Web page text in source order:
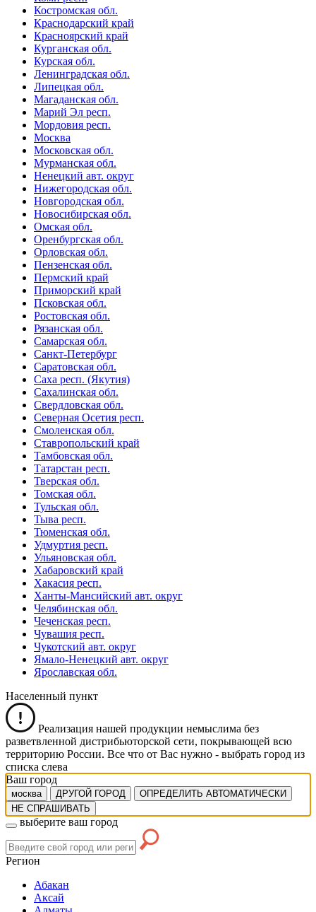
Костромская обл.
Краснодарский край
Красноярский край
Курганская обл.
Курская обл.
Ленинградская обл.
Липецкая обл.
Магаданская обл.
Марий Эл респ.
Мордовия респ.
Москва
Московская обл.
Мурманская обл.
Ненецкий авт. округ
Нижегородская обл.
Новгородская обл.
Новосибирская обл.
Омская обл.
Оренбургская обл.
Орловская обл.
Пензенская обл.
Пермский край
Приморский край
Псковская обл.
Ростовская обл.
Рязанская обл.
Самарская обл.
Санкт-Петербург
Саратовская обл.
Саха респ. (Якутия)
Сахалинская обл.
Свердловская обл.
Северная Осетия респ.
Смоленская обл.
Ставропольский край
Тамбовская обл.
Татарстан респ.
Тверская обл.
Томская обл.
Тульская обл.
Тыва респ.
Тюменская обл.
Удмуртия респ.
Ульяновская обл.
Хабаровский край
Хакасия респ.
Ханты-Мансийский авт. округ
Челябинская обл.
Чеченская респ.
Чувашия респ.
Чукотский авт. округ
Ямало-Ненецкий авт. округ
Ярославская обл.
Населенный пункт
Реализация нашей продукции немыслима без
разветвленной дистрибьюторской сети, покрывающей всю
территорию России. Все что от Вас нужно - выбрать город из
списка слева
Ваш город
москва ДРУГОЙ ГОРОД
ОПРЕДЕЛИТЬ АВТОМАТИЧЕСКИ
НЕ СПРАШИВАТЬ
выберите ваш город
Регион
Абакан
Аксай